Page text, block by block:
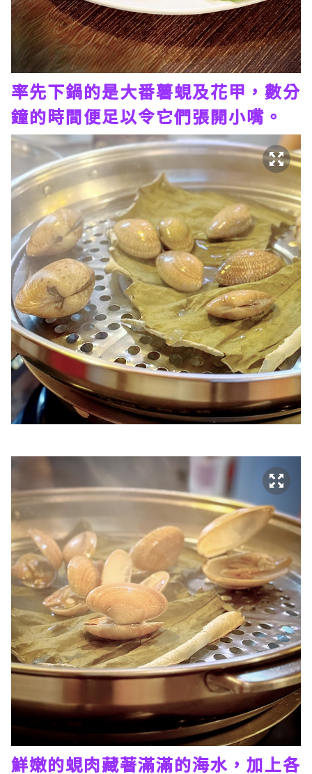
率先下鍋的是大番薯蜆及花甲，數分
鐘的時間便足以令它們張開小嘴。
鮮嫩的蜆肉藏著滿滿的海水，加上各